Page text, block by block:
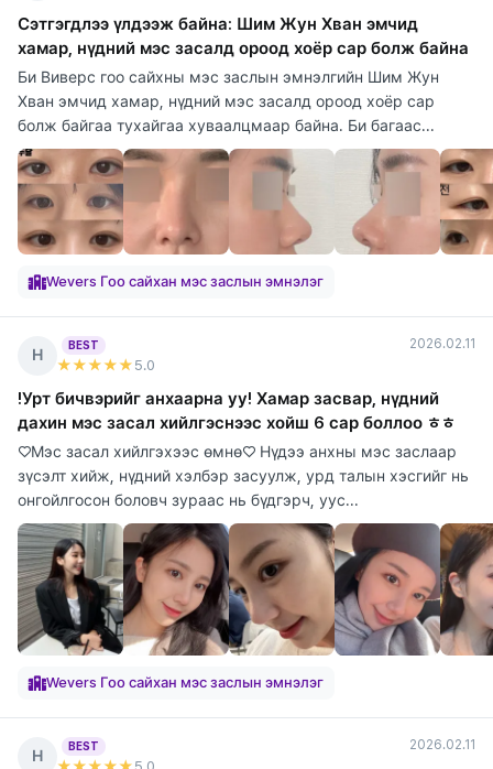
Сэтгэгдлээ үлдээж байна: Шим Жун Хван эмчид
хамар, нүдний мэс засалд ороод хоёр сар болж байна
Би Виверс гоо сайхны мэс заслын эмнэлгийн Шим Жун
Хван эмчид хамар, нүдний мэс засалд ороод хоёр сар
болж байгаа тухайгаа хуваалцмаар байна. Би багаас...
Wevers Гоо сайхан мэс заслын эмнэлэг
Н
BEST
★★★★★ 5.0
2026.02.11
!Урт бичвэрийг анхаарна уу! Хамар засвар, нүдний
дахин мэс засал хийлгэснээс хойш 6 сар боллоо ㅎㅎ
♡Мэс засал хийлгэхээс өмнө♡ Нүдээ анхны мэс заслаар
зүсэлт хийж, нүдний хэлбэр засуулж, урд талын хэсгийг нь
онгойлгосон боловч зураас нь бүдгэрч, уус...
Wevers Гоо сайхан мэс заслын эмнэлэг
Н
BEST 2026.02.11